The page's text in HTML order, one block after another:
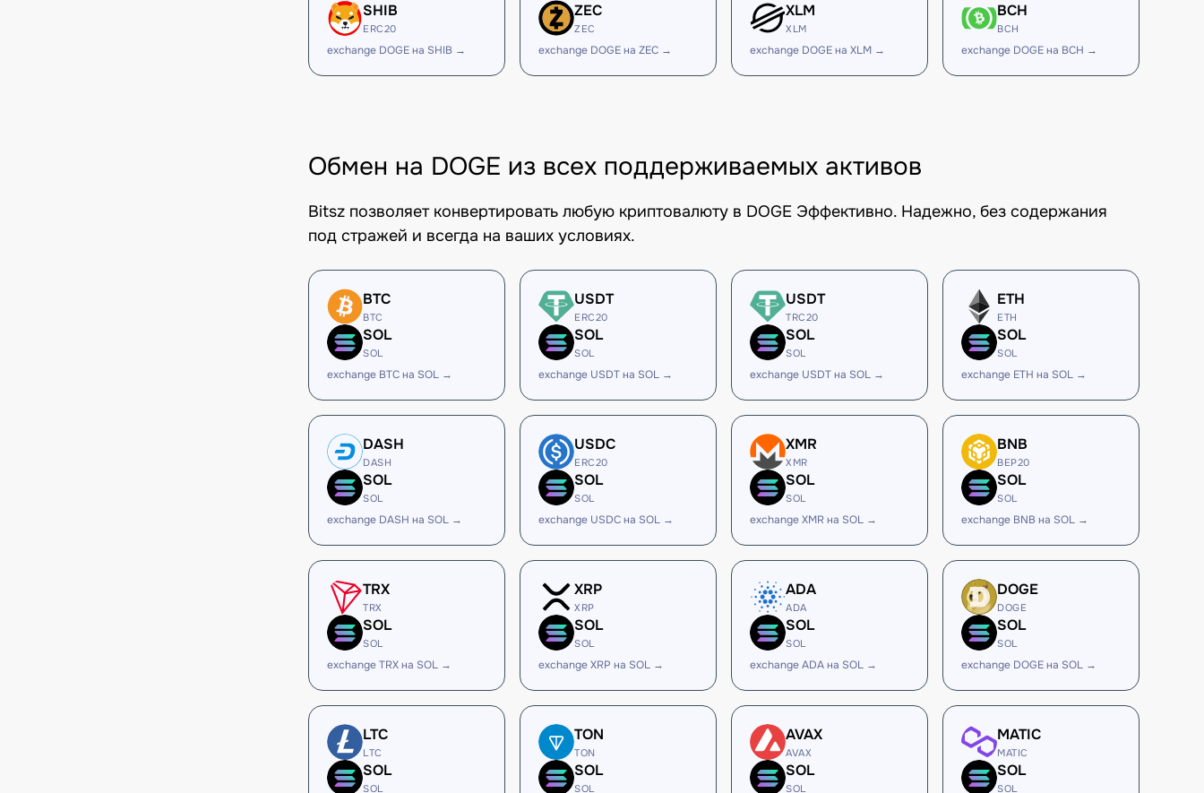
SHIB
ERC20
exchange DOGE на SHIB →
ZEC
ZEC
exchange DOGE на ZEC →
XLM
XLM
exchange DOGE на XLM →
BCH
BCH
exchange DOGE на BCH →
Обмен на DOGE из всех поддерживаемых активов
Bitsz позволяет конвертировать любую криптовалюту в DOGE Эффективно. Надежно, без содержания
под стражей и всегда на ваших условиях.
BTC
BTC
SOL
SOL
exchange BTC на SOL →
USDT
ERC20
SOL
SOL
exchange USDT на SOL →
USDT
TRC20
SOL
SOL
exchange USDT на SOL →
ETH
ETH
SOL
SOL
exchange ETH на SOL →
DASH
DASH
SOL
SOL
exchange DASH на SOL →
USDC
ERC20
SOL
SOL
exchange USDC на SOL →
XMR
XMR
SOL
SOL
exchange XMR на SOL →
BNB
BEP20
SOL
SOL
exchange BNB на SOL →
TRX
TRX
SOL
SOL
exchange TRX на SOL →
XRP
XRP
SOL
SOL
exchange XRP на SOL →
ADA
ADA
SOL
SOL
exchange ADA на SOL →
DOGE
DOGE
SOL
SOL
exchange DOGE на SOL →
LTC
LTC
SOL
SOL
TON
TON
SOL
SOL
AVAX
AVAX
SOL
SOL
MATIC
MATIC
SOL
SOL